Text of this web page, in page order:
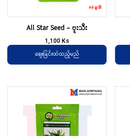
All Star Seed – ဗူးသီး
1,100 Ks
ဈေးခြင်းထဲထည့်မည်